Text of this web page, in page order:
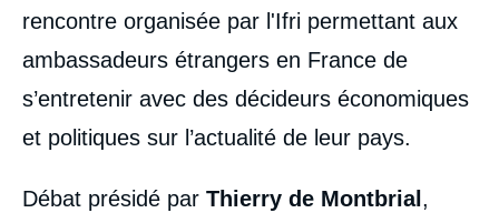
rencontre organisée par l'Ifri permettant aux
ambassadeurs étrangers en France de
s’entretenir avec des décideurs économiques
et politiques sur l’actualité de leur pays.
Débat présidé par Thierry de Montbrial ,